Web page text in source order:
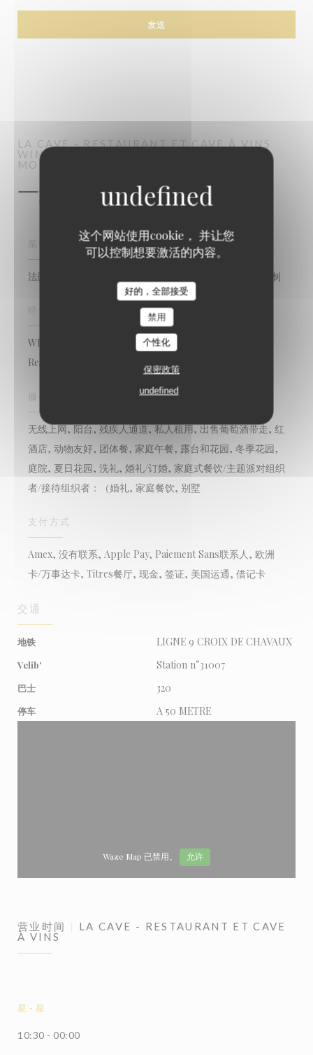
这个网站使用cookie， 并让您
可以控制想要激活的内容。
好的，全部接受
禁用
个性化
保密政策
undefined
LA CAVE - RESTAURANT ET CAVE À VINS
WINE-BISTROT-RESTAURANT酒吧
MONTREUIL
一般信息
菜肴
法国传统重温, , 法国美食, 美食, 传统美食, 新鲜产品, 自制
WINE-BISTROT-RESTAURANT酒吧, 熟食, Bar -
Restaurant - Cave à vins, Restaurant - Cave à vin, 酒馆
服务
无线上网, 阳台, 残疾人通道, 私人租用, 出售葡萄酒带走, 红
酒店, 动物友好, 团体餐, 家庭午餐, 露台和花园, 冬季花园,
庭院, 夏日花园, 洗礼, 婚礼/订婚, 家庭式餐饮/主题派对组织
者/接待组织者：（婚礼, 家庭餐饮, 别墅
支付方式
Amex, 没有联系, Apple Pay, Paiement Sans联系人, 欧洲
卡/万事达卡, Titres餐厅, 现金, 签证, 美国运通, 借记卡
交通
地铁 LIGNE 9 CROIX DE CHAVAUX
Velib' Station n°31007
巴士 320
停车 A 50 METRE
Waze Map 已禁用。 允许
营业时间
LA CAVE - RESTAURANT ET CAVE
À VINS
星 - 星
10:30 - 00:00
La CaVe - Restaurant et Cave à vins